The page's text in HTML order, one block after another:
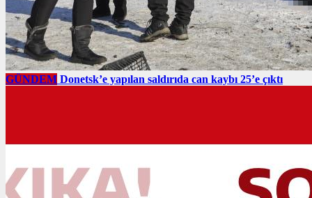
GÜNDEM Donetsk’e yapılan saldırıda can kaybı 25’e çıktı